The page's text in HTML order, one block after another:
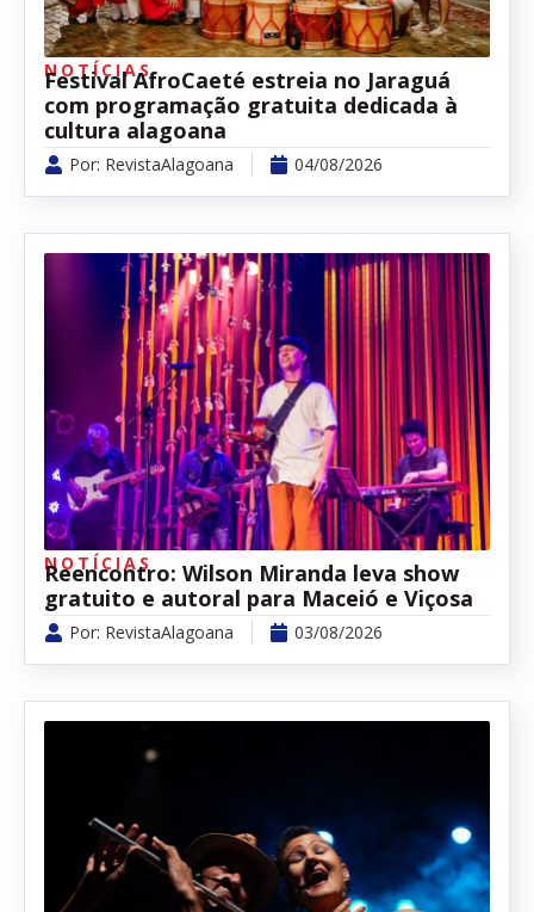
NOTÍCIAS
Festival AfroCaeté estreia no Jaraguá
com programação gratuita dedicada à
cultura alagoana
Por: RevistaAlagoana 04/08/2026
NOTÍCIAS
Reencontro: Wilson Miranda leva show
gratuito e autoral para Maceió e Viçosa
Por: RevistaAlagoana 03/08/2026